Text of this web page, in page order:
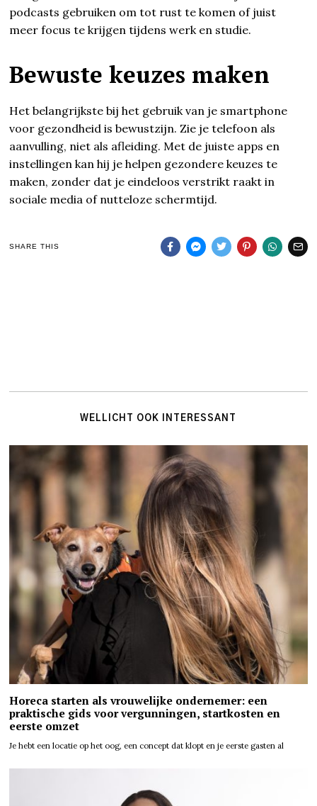
podcasts gebruiken om tot rust te komen of juist
meer focus te krijgen tijdens werk en studie.
Bewuste keuzes maken
Het belangrijkste bij het gebruik van je smartphone
voor gezondheid is bewustzijn. Zie je telefoon als
aanvulling, niet als afleiding. Met de juiste apps en
instellingen kan hij je helpen gezondere keuzes te
maken, zonder dat je eindeloos verstrikt raakt in
sociale media of nutteloze schermtijd.
SHARE THIS
WELLICHT OOK INTERESSANT
Horeca starten als vrouwelijke ondernemer: een
praktische gids voor vergunningen, startkosten en
eerste omzet
Je hebt een locatie op het oog, een concept dat klopt en je eerste gasten al